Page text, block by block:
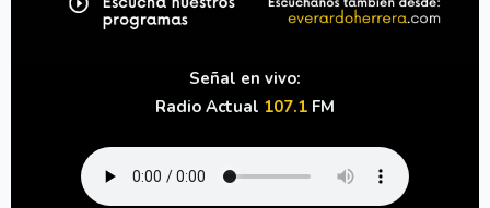
Señal en vivo:
Radio Actual 107.1 FM